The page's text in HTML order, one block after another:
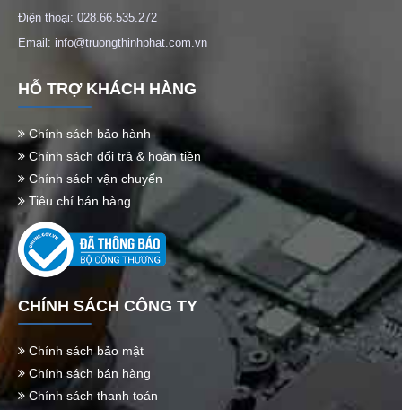
Điện thoại: 028.66.535.272
Email: info@truongthinhphat.com.vn
HỖ TRỢ KHÁCH HÀNG
Chính sách bảo hành
Chính sách đổi trả & hoàn tiền
Chính sách vận chuyển
Tiêu chí bán hàng
CHÍNH SÁCH CÔNG TY
Chính sách bảo mật
Chính sách bán hàng
Chính sách thanh toán